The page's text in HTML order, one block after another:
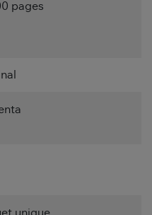
pages